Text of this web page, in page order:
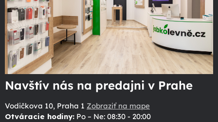
Navštív nás na predajni v Prahe
Vodičkova 10, Praha 1 Zobraziť na mape
Otváracie hodiny: Po – Ne: 08:30 - 20:00